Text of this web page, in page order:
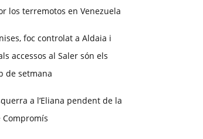
los terremotos en Venezuela
foc controlat a Aldaia i
accessos al Saler són els
de setmana
a l’Eliana pendent de la